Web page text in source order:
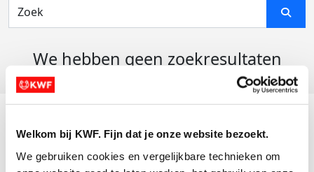
Welkom bij KWF. Fijn dat je onze website bezoekt.
We gebruiken cookies en vergelijkbare technieken om
We hebben geen zoekresultaten
Actiematerialen
Evenementen